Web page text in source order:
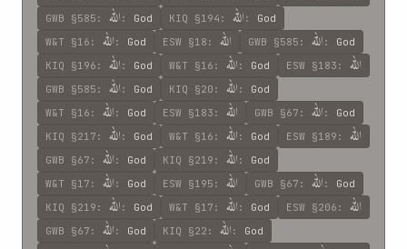
GWB §585 : اللّه : God KIQ §194 : اللّه : God
W&T §16 : اللّه : God ESW §18 : اللّه GWB §585 : اللّه : God
KIQ §196 : اللّه : God W&T §16 : اللّه : God ESW §183 : اللّه
GWB §585 : اللّه : God KIQ §20 : اللّه : God
W&T §16 : اللّه : God ESW §183 : اللّه GWB §67 : اللّه : God
KIQ §217 : اللّه : God W&T §16 : اللّه : God ESW §189 : اللّه
GWB §67 : اللّه : God KIQ §219 : اللّه : God
W&T §17 : اللّه : God ESW §195 : اللّه GWB §67 : اللّه : God
KIQ §219 : اللّه : God W&T §17 : اللّه : God ESW §206 : اللّه
GWB §67 : اللّه : God KIQ §22 : اللّه : God